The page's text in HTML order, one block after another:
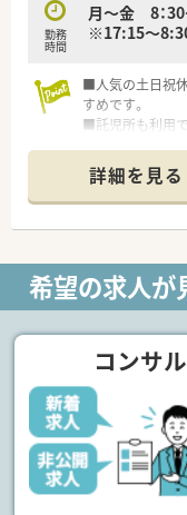
勤務
時間
月～金 8：30
※17:15～
■人気の土日祝
すめです。
■託児所も利用
■産休者が重な
<こんな病院です>
■1946年に旧小
信頼され、必要
■26の診療科を
種との連携を取
■脳神経外科で
■県内で救急搬
ている病院です。
<お申込みをお
■化学療法の経
■専門認定薬剤
方。
詳細を見る
希望の求人
コンサ